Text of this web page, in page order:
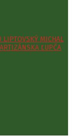
LIPTOVSKÝ MICHAL
ĽUPČA